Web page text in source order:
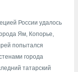
России удалось
Ям, Копорье,
попытался
города
татарский